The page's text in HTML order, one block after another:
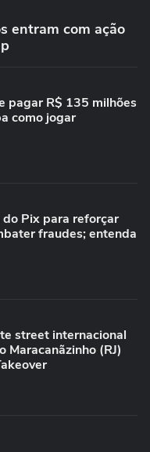
entram com ação
pagar R$ 135 milhões
como jogar
Pix para reforçar
fraudes; entenda
street internacional
Maracanãzinho (RJ)